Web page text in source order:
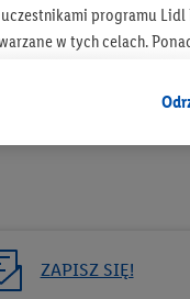
ZAPISZ SIĘ!
programu Lidl
w tych celach.
niezależny administrator
profili, które
W związku z
skuteczności